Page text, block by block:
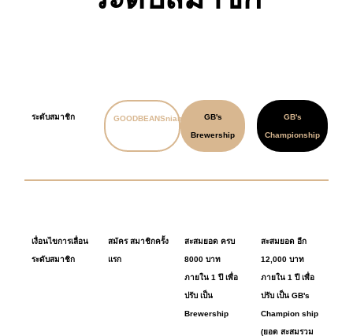
ระดับสมาชิก GOODBEANSnian GB's
Brewership
GB's
Championship
เงื่อนไขการเลื่อน
ระดับสมาชิก
สมัคร สมาชิกครั้ง
แรก
สะสมยอด ครบ
8000 บาท
ภายใน 1 ปี เพื่อ
ปรับ เป็น
Brewership
สะสมยอด อีก
12,000 บาท
ภายใน 1 ปี เพื่อ
ปรับ เป็น GB's
Champion ship
(ยอด สะสมรวม